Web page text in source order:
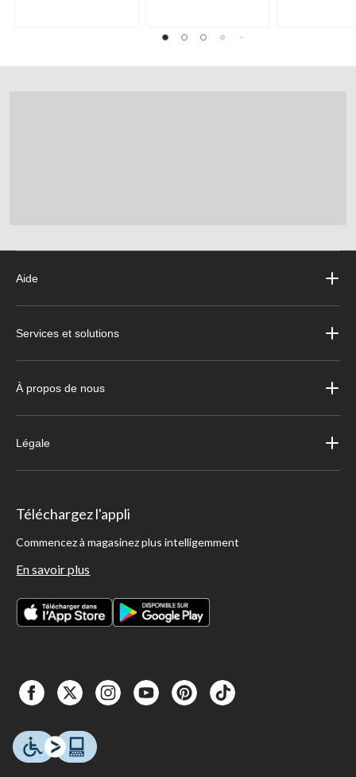
Aide
Services et solutions
À propos de nous
Légale
Téléchargez l'appli
Commencez à magasinez plus intelligemment
En savoir plus